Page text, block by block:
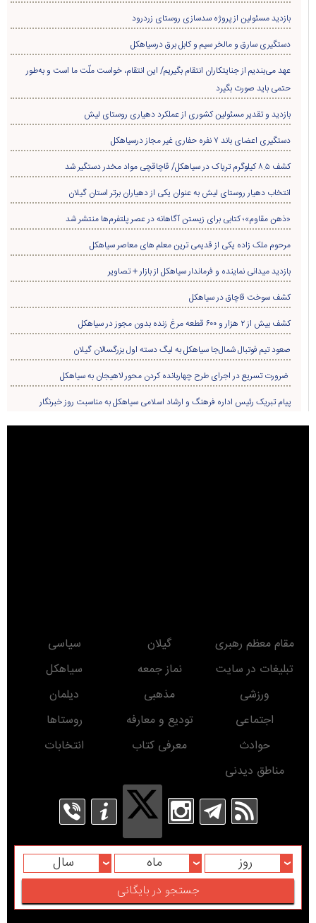
بازدید مسئولین از پروژه سدسازی روستای زردرود
دستگیری سارق و مالخر سیم و کابل برق درسیاهکل
عهد می‌بندیم از جنایتکاران انتقام بگیریم/ این انتقام، خواست ملّت ما است و به‌طور
حتمی باید صورت بگیرد
بازدید و تقدیر مسئولین کشوری از عملکرد دهیاری روستای لیش
دستگیری اعضای باند ۷ نفره حفاری غير مجاز درسیاهکل
کشف ۸.۵ کیلوگرم تریاک در سیاهکل/ قاچاقچی مواد مخدر دستگیر شد
انتخاب دهیار روستای لیش به عنوان یکی از دهیاران برتر استان گیلان
«ذهن مقاوم»؛ کتابی برای زیستن آگاهانه در عصر پلتفرم‌ها منتشر شد
مرحوم ملک زاده یکی از قدیمی ترین معلم های معاصر سیاهکل
بازدید میدانی نماینده و فرماندار سیاهکل از بازار + تصاویر
کشف سوخت قاچاق در سياهکل
کشف بیش از ۲ هزار و ۶۰۰ قطعه مرغ زنده بدون مجوز در سیاهکل
صعود تیم فوتبال شمال‌جا‌ سیاهکل به لیگ دسته اول بزرگسالان گیلان
ضرورت تسریع در اجرای طرح چهاربانده کردن محور لاهیجان به سیاهکل
پیام تبریک رئیس اداره فرهنگ و ارشاد اسلامی سیاهکل به مناسبت روز خبرنگار
مقام معظم رهبری گیلان
سیاسی
تبلیغات در سایت
نماز جمعه
سیاهکل
ورزشی
مذهبی
دیلمان
اجتماعی
تودیع و معارفه
روستاها
حوادث
معرفی کتاب
انتخابات
مناطق دیدنی
روز ماه سال